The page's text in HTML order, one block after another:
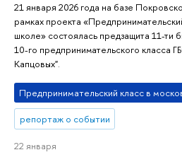
21 января 2026 года на базе
рамках проекта
школе» состоялась предзащита 11-ти
10-го предпринимательского класса
Капцовых".
Предпринимательский класс в
репортаж о событии
22 января